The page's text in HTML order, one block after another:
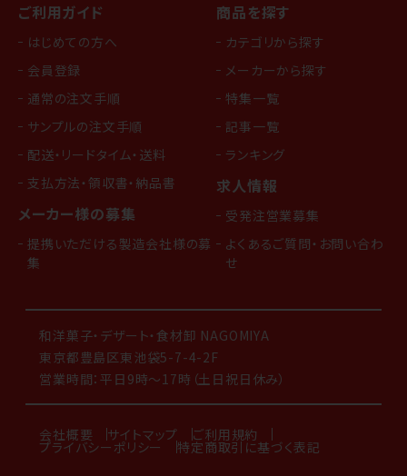
ご利用ガイド
はじめての方へ
会員登録
通常の注文手順
サンプルの注文手順
配送・リードタイム・送料
支払方法・領収書・納品書
メーカー様の募集
提携いただける製造会社様の募
集
商品を探す
カテゴリから探す
メーカーから探す
特集一覧
記事一覧
ランキング
求人情報
受発注営業募集
よくあるご質問・お問い合わ
せ
和洋菓子・デザート・食材卸 NAGOMIYA
東京都豊島区東池袋5-7-4-2F
営業時間：平日9時～17時（土日祝日休み）
会社概要 サイトマップ ご利用規約
プライバシーポリシー 特定商取引に基づく表記